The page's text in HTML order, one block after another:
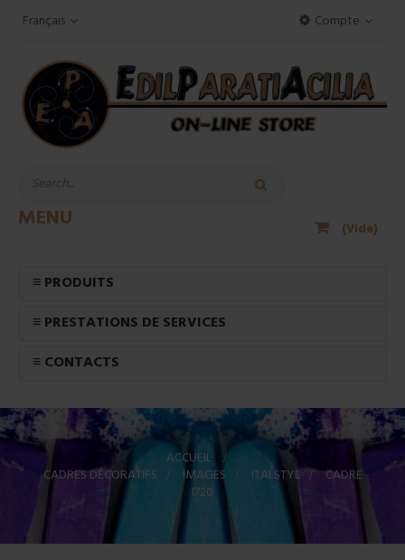
Compte
Français
(Vide)
MENU
≡ PRODUITS
≡ PRESTATIONS DE SERVICES
≡ CONTACTS
ACCUEIL >
CADRES DÉCORATIFS > IMAGES > ITALSTYL > CADRE
I720